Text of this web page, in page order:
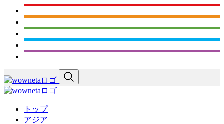
トップ
アジア